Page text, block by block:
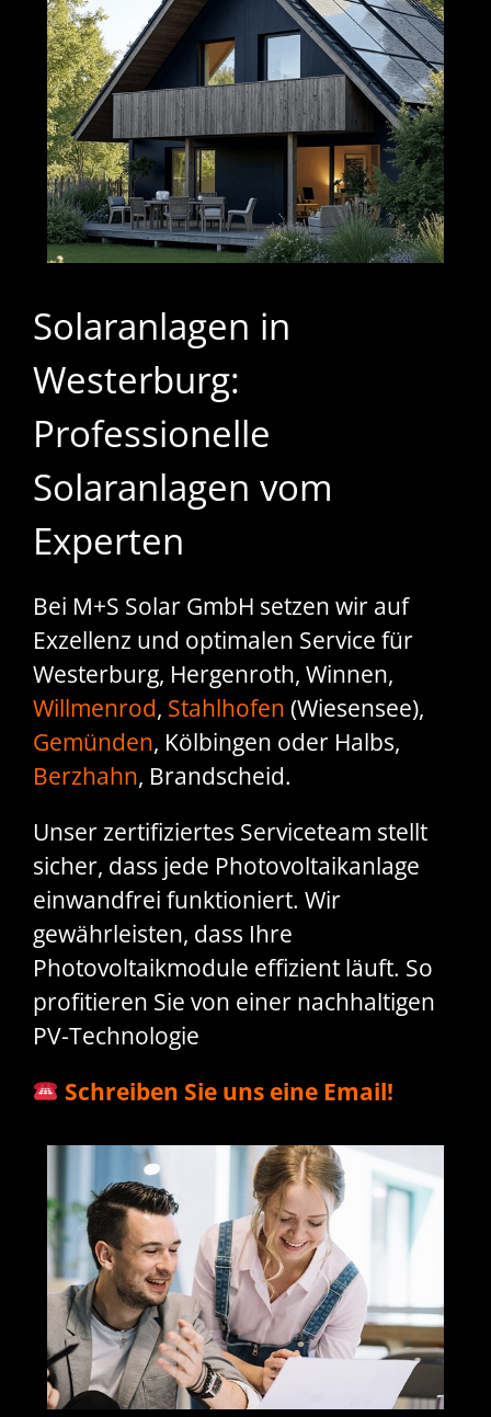
Solaranlagen in
Westerburg:
Professionelle
Solaranlagen vom
Experten
Bei M+S Solar GmbH setzen wir auf
Exzellenz und optimalen Service für
Westerburg, Hergenroth, Winnen,
Willmenrod, Stahlhofen (Wiesensee),
Gemünden, Kölbingen oder Halbs,
Berzhahn, Brandscheid.
Unser zertifiziertes Serviceteam stellt
sicher, dass jede Photovoltaikanlage
einwandfrei funktioniert. Wir
gewährleisten, dass Ihre
Photovoltaikmodule effizient läuft. So
profitieren Sie von einer nachhaltigen
PV-Technologie
Schreiben Sie uns eine Email!